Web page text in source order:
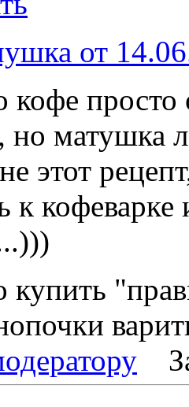
от
кофе
но матушка
этот
к
купить